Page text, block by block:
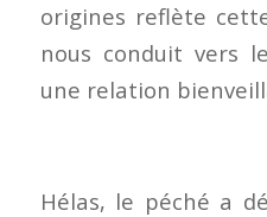
origines reflète
nous conduit vers
une relation
Hélas, le péché a